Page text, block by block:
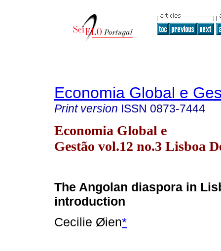
Economia Global e
Print version ISSN 0873-7444
Economia Global e
Gestão vol.12 no.3 Lisboa
The Angolan diaspora in
introduction
Cecilie Øien*